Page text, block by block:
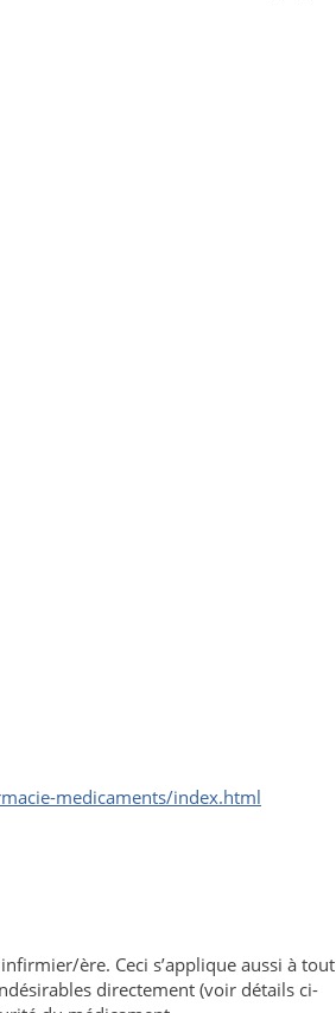
medicaments/index.html
ère. Ceci s’applique aussi à tout
directement (voir détails ci-